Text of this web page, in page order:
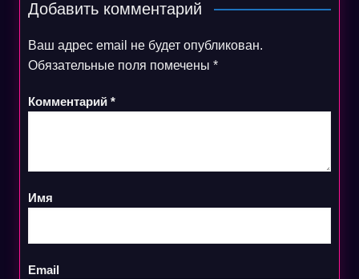
Добавить комментарий
Ваш адрес email не будет опубликован.
Обязательные поля помечены *
Комментарий *
Имя
Email